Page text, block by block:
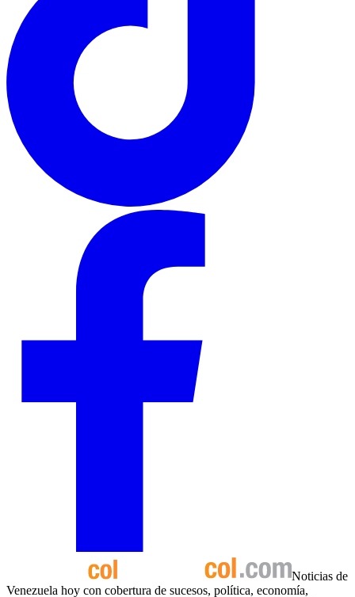
Noticias de
Venezuela hoy con cobertura de sucesos, política, economía,